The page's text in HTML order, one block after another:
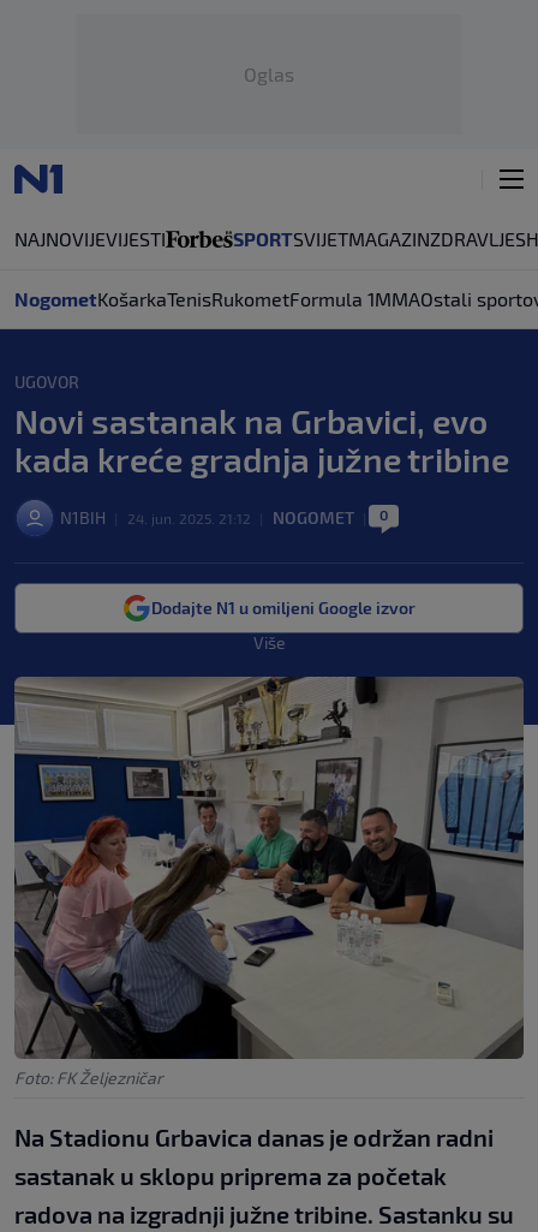
Oglas
NAJNOVIJEVIJESTI SPORTSVIJETMAGAZINZDRAVLJE
NogometKošarkaTenisRukometFormula 1MMAOstali
UGOVOR
Novi sastanak na Grbavici, evo
kada kreće gradnja južne tribine
N1BIH 24. jun. 2025. 21:12 NOGOMET 0
Dodajte N1 u omiljeni Google izvor
Više
Foto: FK Željezničar
Na Stadionu Grbavica danas je održan radni
sastanak u sklopu priprema za početak
radova na izgradnji južne tribine. Sastanku su